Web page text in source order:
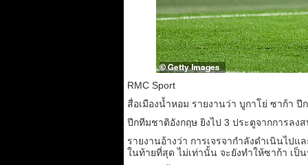
RMC Sport
สื่อเมืองน้ำหอม รายงานว่า บูกาโย่ ซาก้า
ปีกทีมชาติอังกฤษ ยิงไป 3 ประตูจากการลง
รายงานอ้างว่า การเจรจากำลังดำเนินไป
ในท้ายที่สุด ไม่เท่านั้น จะยังทำให้ซาก้า เป็